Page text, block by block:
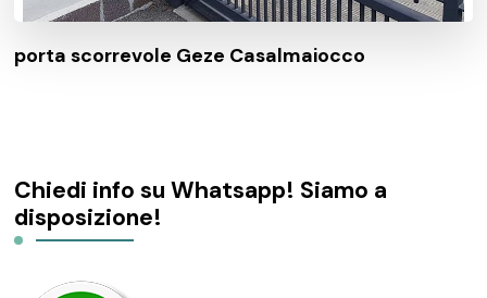
porta scorrevole Geze Casalmaiocco
Chiedi info su Whatsapp! Siamo a
disposizione!